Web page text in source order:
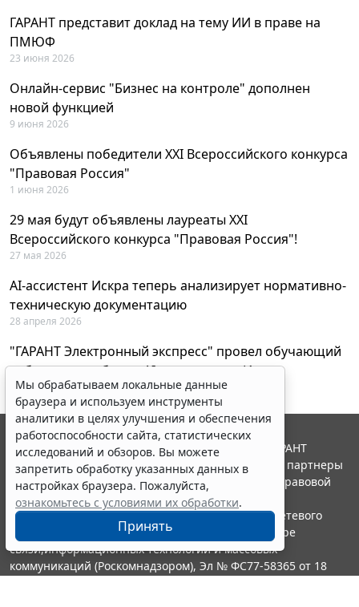
ГАРАНТ представит доклад на тему ИИ в праве на
ПМЮФ
23 июня 2026
Онлайн-сервис "Бизнес на контроле" дополнен
новой функцией
9 июня 2026
Объявлены победители XXI Всероссийского конкурса
"Правовая Россия"
1 июня 2026
29 мая будут объявлены лауреаты XXI
Всероссийского конкурса "Правовая Россия"!
27 мая 2026
AI-ассистент Искра теперь анализирует нормативно-
техническую документацию
28 апреля 2026
"ГАРАНТ Электронный экспресс" провел обучающий
вебинар по работе с AI-ассистентом Искра
23 апреля 2026
Мы обрабатываем локальные данные
браузера и используем инструменты
аналитики в целях улучшения и обеспечения
работоспособности сайта, статистических
исследований и обзоров. Вы можете
запретить обработку указанных данных в
настройках браузера. Пожалуйста,
ознакомьтесь с условиями их обработки.
Принять
© ООО "НПП "ГАРАНТ-СЕРВИС", 2026. Система ГАРАНТ
выпускается с 1990 года. Компания "Гарант" и ее партнеры
являются участниками Российской ассоциации правовой
информации ГАРАНТ.
Портал ГАРАНТ.РУ зарегистрирован в качестве сетевого
издания Федеральной службой по надзору в сфере
связи,информационных технологий и массовых
коммуникаций (Роскомнадзором), Эл № ФС77-58365 от 18